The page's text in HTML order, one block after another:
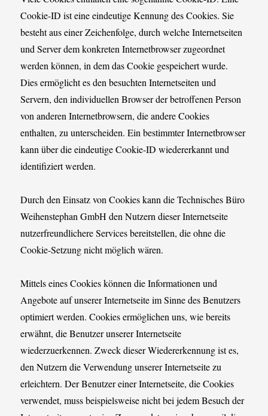
Cookie-ID ist eine eindeutige Kennung des Cookies. Sie
besteht aus einer Zeichenfolge, durch welche Internetseiten
und Server dem konkreten Internetbrowser zugeordnet
werden können, in dem das Cookie gespeichert wurde.
Dies ermöglicht es den besuchten Internetseiten und
Servern, den individuellen Browser der betroffenen Person
von anderen Internetbrowsern, die andere Cookies
enthalten, zu unterscheiden. Ein bestimmter Internetbrowser
kann über die eindeutige Cookie-ID wiedererkannt und
identifiziert werden.
Durch den Einsatz von Cookies kann die Technisches Büro
Weihenstephan GmbH den Nutzern dieser Internetseite
nutzerfreundlichere Services bereitstellen, die ohne die
Cookie-Setzung nicht möglich wären.
Mittels eines Cookies können die Informationen und
Angebote auf unserer Internetseite im Sinne des Benutzers
optimiert werden. Cookies ermöglichen uns, wie bereits
erwähnt, die Benutzer unserer Internetseite
wiederzuerkennen. Zweck dieser Wiedererkennung ist es,
den Nutzern die Verwendung unserer Internetseite zu
erleichtern. Der Benutzer einer Internetseite, die Cookies
verwendet, muss beispielsweise nicht bei jedem Besuch der